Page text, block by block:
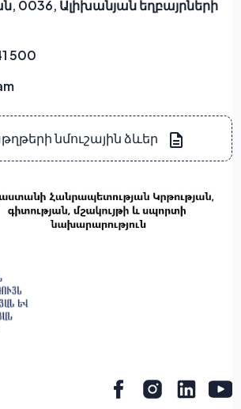
0036, Ալիխանյան եղբայրների
500
նմուշային ձևեր